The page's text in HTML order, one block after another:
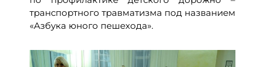
транспортного травматизма под названием
«Азбука юного пешехода».